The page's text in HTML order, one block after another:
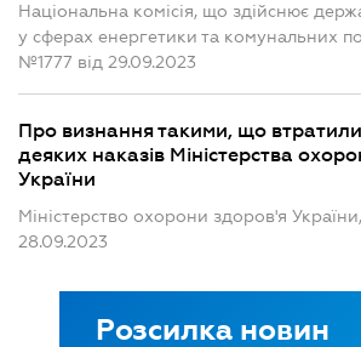
Національна комісія, що здійснює
у сферах енергетики та комунальних
№1777 від 29.09.2023
Про визнання такими, що втратили
деяких наказів Міністерства
України
Міністерство охорони здоров'я
28.09.2023
Розсилка новин